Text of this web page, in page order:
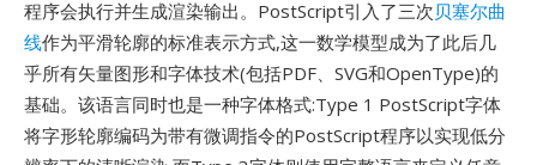
程序会执行并生成渲染输出。PostScript引入了三次贝塞尔曲
线作为平滑轮廓的标准表示方式,这一数学模型成为了此后几
乎所有矢量图形和字体技术(包括PDF、SVG和OpenType)的
基础。该语言同时也是一种字体格式:Type 1 PostScript字体
将字形轮廓编码为带有微调指令的PostScript程序以实现低分